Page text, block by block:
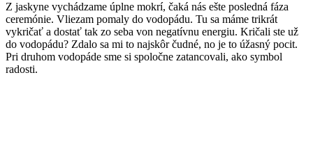
Z jaskyne vychádzame úplne mokrí, čaká nás ešte posledná fáza
ceremónie. Vliezam pomaly do vodopádu. Tu sa máme trikrát
vykričať a dostať tak zo seba von negatívnu energiu. Kričali ste už
do vodopádu? Zdalo sa mi to najskôr čudné, no je to úžasný pocit.
Pri druhom vodopáde sme si spoločne zatancovali, ako symbol
radosti.